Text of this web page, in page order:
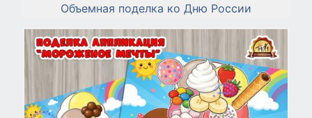
Объемная поделка ко Дню России